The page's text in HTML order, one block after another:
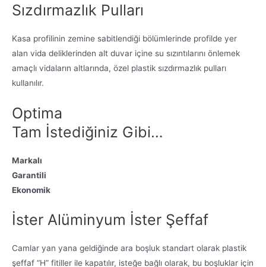
Sızdırmazlık Pulları
Kasa profilinin zemine sabitlendiği bölümlerinde profilde yer
alan vida deliklerinden alt duvar içine su sızıntılarını önlemek
amaçlı vidaların altlarında, özel plastik sızdırmazlık pulları
kullanılır.
Optima
Tam İstediğiniz Gibi…
Markalı
Garantili
Ekonomik
İster Alüminyum İster Şeffaf
Camlar yan yana geldiğinde ara boşluk standart olarak plastik
şeffaf “H” fitiller ile kapatılır, isteğe bağlı olarak, bu boşluklar için